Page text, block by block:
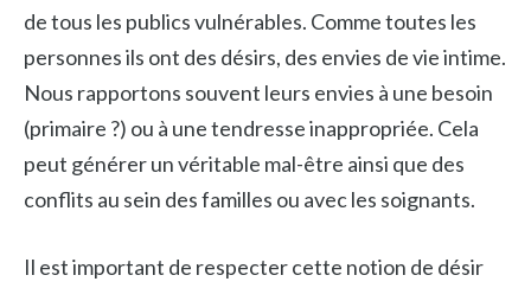
de tous les publics vulnérables. Comme toutes les
personnes ils ont des désirs, des envies de vie intime.
Nous rapportons souvent leurs envies à une besoin
(primaire ?) ou à une tendresse inappropriée. Cela
peut générer un véritable mal-être ainsi que des
conflits au sein des familles ou avec les soignants.
Il est important de respecter cette notion de désir